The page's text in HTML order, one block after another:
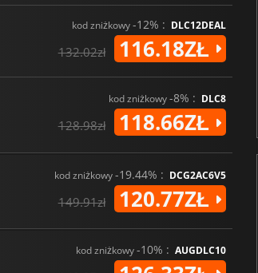
kod zniżkowy-12% : DLC12DEAL
132.02zł 116.18ZŁ
kod zniżkowy-8% : DLC8
128.98zł 118.66ZŁ
kod zniżkowy-19.44% : DCG2AC6V5
149.91zł 120.77ZŁ
kod zniżkowy-10% : AUGDLC10